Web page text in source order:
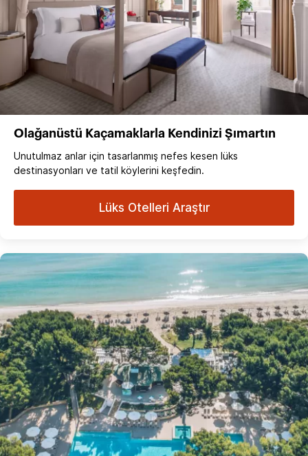
Olağanüstü Kaçamaklarla Kendinizi Şımartın
Unutulmaz anlar için tasarlanmış nefes kesen lüks
destinasyonları ve tatil köylerini keşfedin.
Lüks Otelleri Araştır